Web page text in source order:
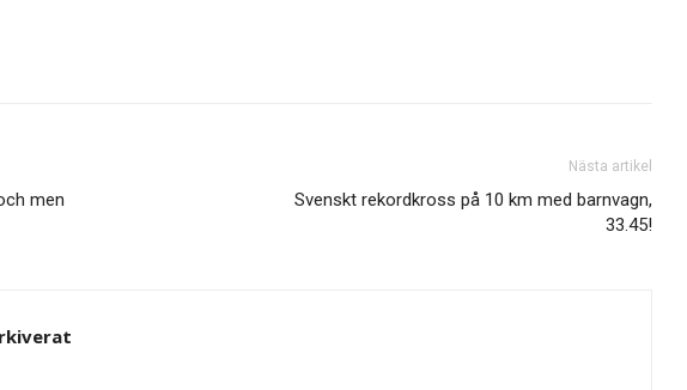
men
Nästa artikel
Svenskt rekordkross på 10 km med barnvagn,
33.45!